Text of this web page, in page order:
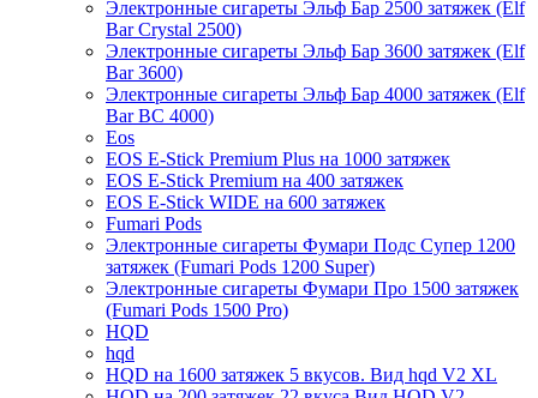
Электронные сигареты Эльф Бар 2500 затяжек (Elf
Bar Crystal 2500)
Электронные сигареты Эльф Бар 3600 затяжек (Elf
Bar 3600)
Электронные сигареты Эльф Бар 4000 затяжек (Elf
Bar BC 4000)
Eos
EOS E-Stick Premium Plus на 1000 затяжек
EOS E-Stick Premium на 400 затяжек
EOS E-Stick WIDE на 600 затяжек
Fumari Pods
Электронные сигареты Фумари Подс Супер 1200
затяжек (Fumari Pods 1200 Super)
Электронные сигареты Фумари Про 1500 затяжек
(Fumari Pods 1500 Pro)
HQD
hqd
HQD на 1600 затяжек 5 вкусов. Вид hqd V2 XL